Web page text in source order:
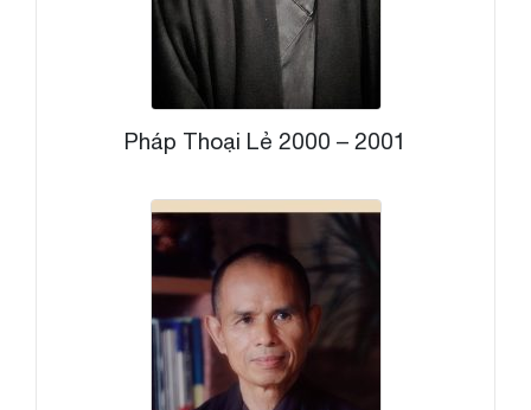
Pháp Thoại Lẻ 2000 – 2001